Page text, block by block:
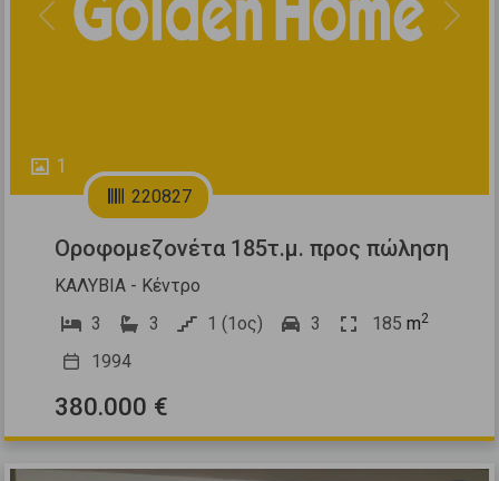
1
Previous Next
220827
Οροφομεζονέτα 185τ.μ. προς πώληση
ΚΑΛΥΒΙΑ - Κέντρο
3
3 1 (1ος) 3 185 m2
1994
380.000 €